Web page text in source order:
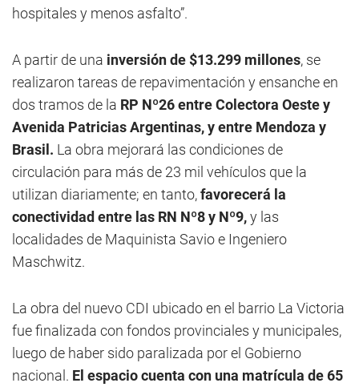
hospitales y menos asfalto”.
A partir de una inversión de $13.299 millones, se
realizaron tareas de repavimentación y ensanche en
dos tramos de la RP Nº26 entre Colectora Oeste y
Avenida Patricias Argentinas, y entre Mendoza y
Brasil. La obra mejorará las condiciones de
circulación para más de 23 mil vehículos que la
utilizan diariamente; en tanto,favorecerá la
conectividad entre las RN Nº8 y Nº9,y las
localidades de Maquinista Savio e Ingeniero
Maschwitz.
La obra del nuevo CDI ubicado en el barrio La Victoria
fue finalizada con fondos provinciales y municipales,
luego de haber sido paralizada por el Gobierno
nacional. El espacio cuenta con una matrícula de 65